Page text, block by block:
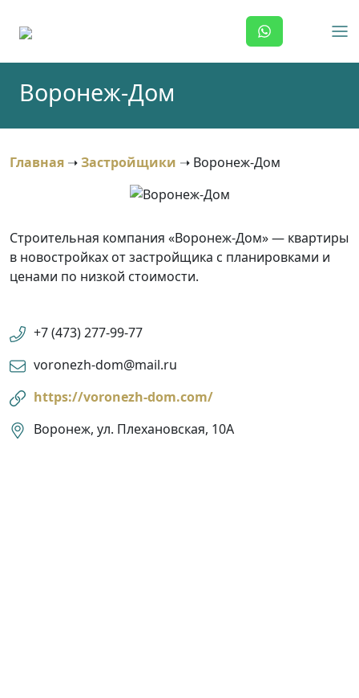
Воронеж-Дом
Главная ➝Застройщики ➝ Воронеж-Дом
Строительная компания «Воронеж-Дом» — квартиры
в новостройках от застройщика с планировками и
ценами по низкой стоимости.
+7 (473) 277-99-77
voronezh-dom@mail.ru
https://voronezh-dom.com/
Воронеж, ул. Плехановская, 10А